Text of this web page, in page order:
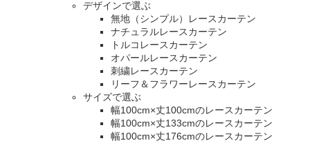
デザインで選ぶ
無地（シンプル）レースカーテン
ナチュラルレースカーテン
トルコレースカーテン
オパールレースカーテン
刺繍レースカーテン
リーフ＆フラワーレースカーテン
サイズで選ぶ
幅100cm×丈100cmのレースカーテン
幅100cm×丈133cmのレースカーテン
幅100cm×丈176cmのレースカーテン